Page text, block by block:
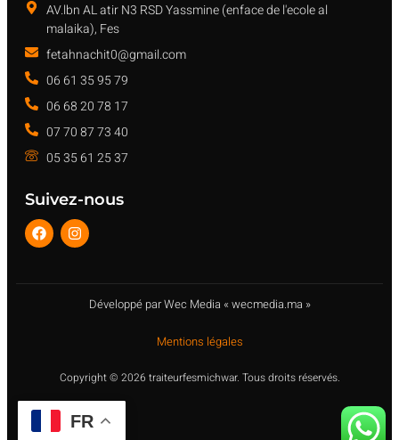
AV.lbn AL atir N3 RSD Yassmine (enface de l'ecole al
malaika), Fes
fetahnachit0@gmail.com
06 61 35 95 79
06 68 20 78 17
07 70 87 73 40
05 35 61 25 37
Suivez-nous
Développé par Wec Media « wecmedia.ma »
Mentions légales
Copyright © 2026 traiteurfesmichwar. Tous droits réservés.
FR